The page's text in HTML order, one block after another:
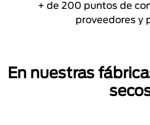
+ de 200 puntos de
proveedores y
En nuestras